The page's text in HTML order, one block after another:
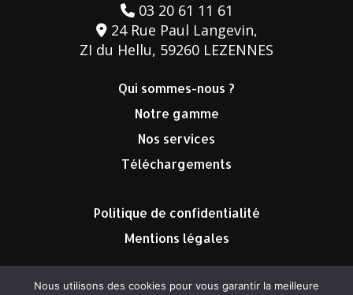
03 20 61 11 61
24 Rue Paul Langevin,
ZI du Hellu, 59260 LEZENNES
Qui sommes-nous ?
Notre gamme
Nos services
Téléchargements
Politique de confidentialité
Mentions légales
Nous utilisons des cookies pour vous garantir la meilleure